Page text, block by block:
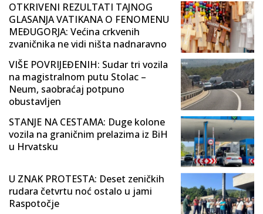
OTKRIVENI REZULTATI TAJNOG
GLASANJA VATIKANA O FENOMENU
MEĐUGORJA: Većina crkvenih
zvaničnika ne vidi ništa nadnaravno
VIŠE POVRIJEĐENIH: Sudar tri vozila
na magistralnom putu Stolac –
Neum, saobraćaj potpuno
obustavljen
STANJE NA CESTAMA: Duge kolone
vozila na graničnim prelazima iz BiH
u Hrvatsku
U ZNAK PROTESTA: Deset zeničkih
rudara četvrtu noć ostalo u jami
Raspotočje